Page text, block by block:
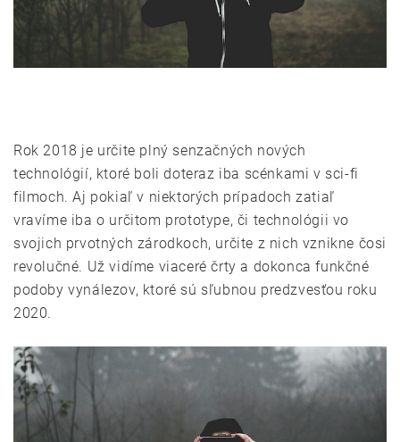
Rok 2018 je určite plný senzačných nových
technológií, ktoré boli doteraz iba scénkami v sci-fi
filmoch. Aj pokiaľ v niektorých prípadoch zatiaľ
vravíme iba o určitom prototype, či technológii vo
svojich prvotných zárodkoch, určite z nich vznikne čosi
revolučné. Už vidíme viaceré črty a dokonca funkčné
podoby vynálezov, ktoré sú sľubnou predzvesťou roku
2020.